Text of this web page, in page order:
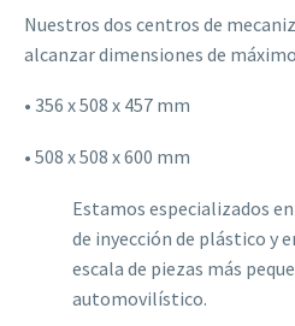
Nuestros dos centros de
alcanzar dimensiones de
• 356 x 508 x 457 mm
• 508 x 508 x 600 mm
Estamos especializados
de inyección de plástico y
escala de piezas más
automovilístico.